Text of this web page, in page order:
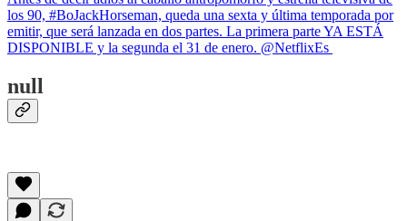
los 90, #BoJackHorseman, queda una sexta y última temporada por
emitir, que será lanzada en dos partes. La primera parte YA ESTÁ
DISPONIBLE y la segunda el 31 de enero. @NetflixEs
null